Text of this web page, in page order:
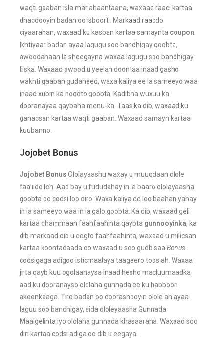
waqti gaaban isla mar ahaantaana, waxaad raaci kartaa
dhacdooyin badan oo isboorti. Markaad raacdo
ciyaarahan, waxaad ku kasban kartaa samaynta coupon
Ikhtiyaar badan ayaa lagugu soo bandhigay goobta,
awoodahaan la sheegayna waxaa lagugu soo bandhigay
liiska. Waxaad awood u yeelan doontaa inaad gasho
wakhti gaaban gudaheed, waxa kaliya ee la sameeyo waa
inaad xubin ka noqoto goobta. Kadibna wuxuu ka
dooranayaa qaybaha menu-ka. Taas ka dib, waxaad ku
ganacsan kartaa waqti gaaban. Waxaad samayn kartaa
kuubanno.
Jojobet Bonus
Jojobet Bonus Ololayaashu waxay u muuqdaan olole
faa’iido leh. Aad bay u fududahay in la baaro ololayaasha
goobta oo codsi loo diro. Waxa kaliya ee loo baahan yahay
in la sameeyo waa in la galo goobta. Ka dib, waxaad geli
kartaa dhammaan faahfaahinta qaybta gunnooyinka, ka
dib markaad dib u eegto faahfaahinta, waxaad u milicsan
kartaa koontadaada oo waxaad u soo gudbisaaBonus
codsigaga adigoo isticmaalaya taageero toos ah. Waxaa
jirta qayb kuu ogolaanaysa inaad hesho macluumaadka
aad ku dooranayso ololaha gunnada ee ku habboon
akoonkaaga. Tiro badan oo doorashooyin olole ah ayaa
laguu soo bandhigay, sida ololeyaasha Gunnada
Maalgelinta iyo ololaha gunnada khasaaraha. Waxaad soo
diri kartaa codsi adiga oo dib u eegaya.